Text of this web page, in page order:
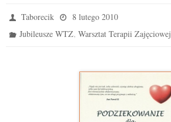
Taborecik
8 lutego 2010
Jubileusze WTZ,Warsztat Terapii Zajęciowej